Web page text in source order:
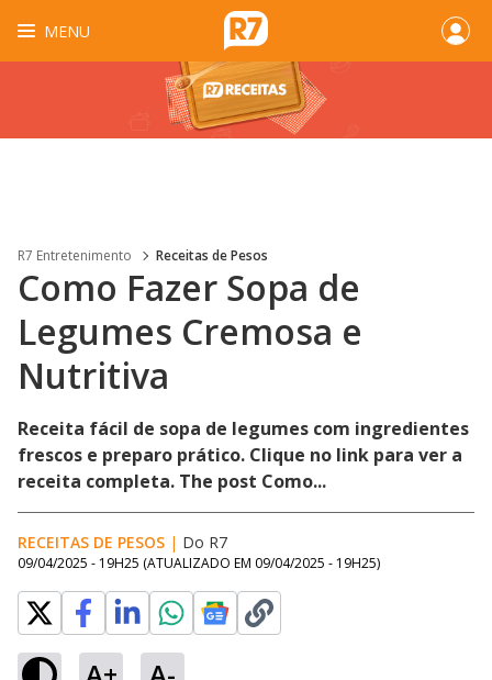
MENU
R7 Entretenimento Receitas de Pesos
Como Fazer Sopa de
Legumes Cremosa e
Nutritiva
Receita fácil de sopa de legumes com ingredientes
frescos e preparo prático. Clique no link para ver a
receita completa. The post Como...
RECEITAS DE PESOS | Do R7
09/04/2025 - 19H25 (ATUALIZADO EM 09/04/2025 - 19H25)